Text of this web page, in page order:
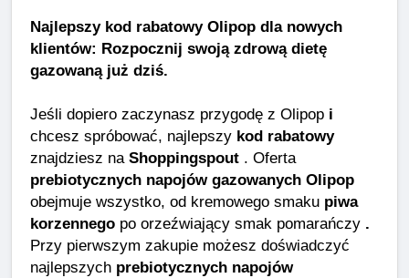
Najlepszy kod rabatowy Olipop dla nowych
klientów: Rozpocznij swoją zdrową dietę
gazowaną już dziś.
Jeśli dopiero zaczynasz przygodę z Olipop i
chcesz spróbować, najlepszy kod rabatowy
znajdziesz na Shoppingspout . Oferta
prebiotycznych napojów gazowanych Olipop
obejmuje wszystko, od kremowego smaku piwa
korzennego po orzeźwiający smak pomarańczy .
Przy pierwszym zakupie możesz doświadczyć
najlepszych prebiotycznych napojów